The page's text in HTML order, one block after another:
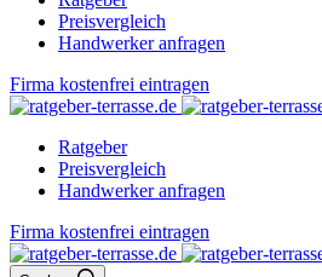
Preisvergleich
Handwerker anfragen
Firma kostenfrei eintragen
Ratgeber
Preisvergleich
Handwerker anfragen
Firma kostenfrei eintragen